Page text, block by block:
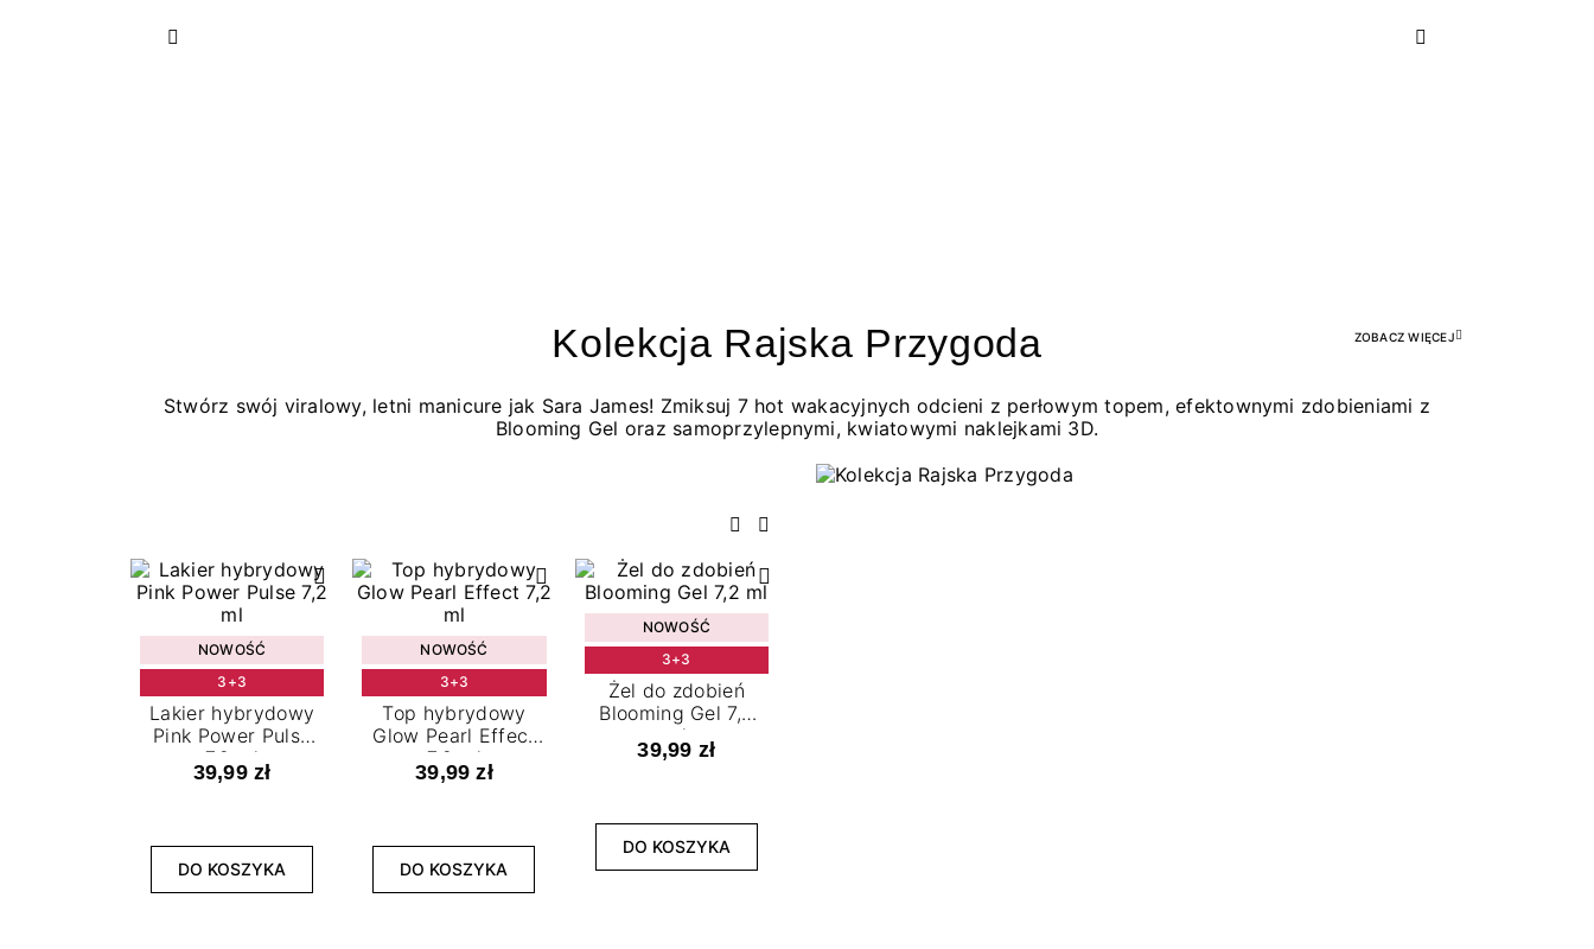
Kolekcja Rajska Przygoda ZOBACZ WIĘCEJ
Stwórz swój viralowy, letni manicure jak Sara James! Zmiksuj 7 hot wakacyjnych odcieni z perłowym topem, efektownymi zdobieniami z
Blooming Gel oraz samoprzylepnymi, kwiatowymi naklejkami 3D.
Poprzedni
Następny
NOWOŚĆ
3+3
Lakier hybrydowy
Pink Power Pulse
7,2 ml
39,99 zł
DO KOSZYKA
NOWOŚĆ
3+3
Top hybrydowy
Glow Pearl Effect
7,2 ml
39,99 zł
DO KOSZYKA
NOWOŚĆ
3+3
Żel do zdobień
Blooming Gel 7,2
ml
39,99 zł
DO KOSZYKA